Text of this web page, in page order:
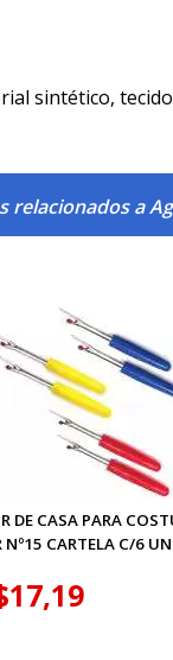
sintético,
relacionados a
DE CASA PARA
Nº15 CARTELA C/6